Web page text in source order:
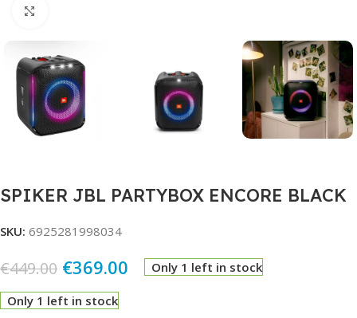
SPIKER JBL PARTYBOX ENCORE BLACK
SKU: 6925281998034
€449.00 €369.00 Only 1 left in stock
Only 1 left in stock